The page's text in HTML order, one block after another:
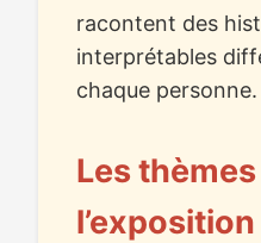
racontent des
interprétables
chaque personne.
Les
l’exposition